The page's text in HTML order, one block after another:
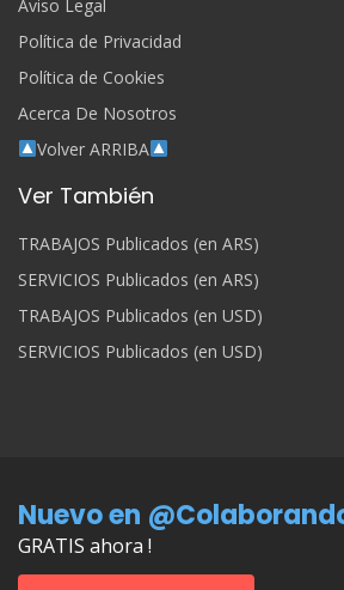
Aviso Legal
Política de Privacidad
Política de Cookies
Acerca De Nosotros
Volver ARRIBA
Ver También
TRABAJOS Publicados (en ARS)
SERVICIOS Publicados (en ARS)
TRABAJOS Publicados (en USD)
SERVICIOS Publicados (en USD)
Nuevo en
GRATIS ahora !